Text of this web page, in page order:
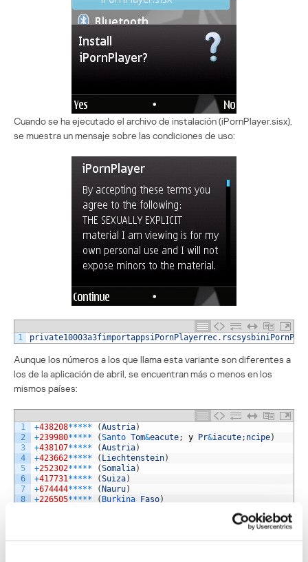
Cuando se ha ejecutado el archivo de instalación (iPornPlayer.sisx),
se muestra un mensaje sobre las condiciones de uso:
1 private10003a3fimportappsiPornPlayerrec.
Aunque los números a los que llama esta variante son diferentes a
los de la aplicación de abril, se encuentran más o menos en los
mismos países:
1
2
3
4
5
6
7
8
+438208***** (Austria)
+239980***** (Santo Tom&eacute; y Pr&iacute; ncipe)
+438107***** (Austria)
+423662***** ( Liechtenstein)
+252302***** (Somalia)
+417731 ***** (Suiza)
+674444***** (Nauru)
+226505***** ( Burkina Faso)
eacute;lites para